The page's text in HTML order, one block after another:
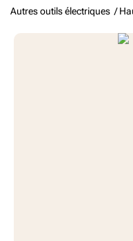
Autres outils électriques /